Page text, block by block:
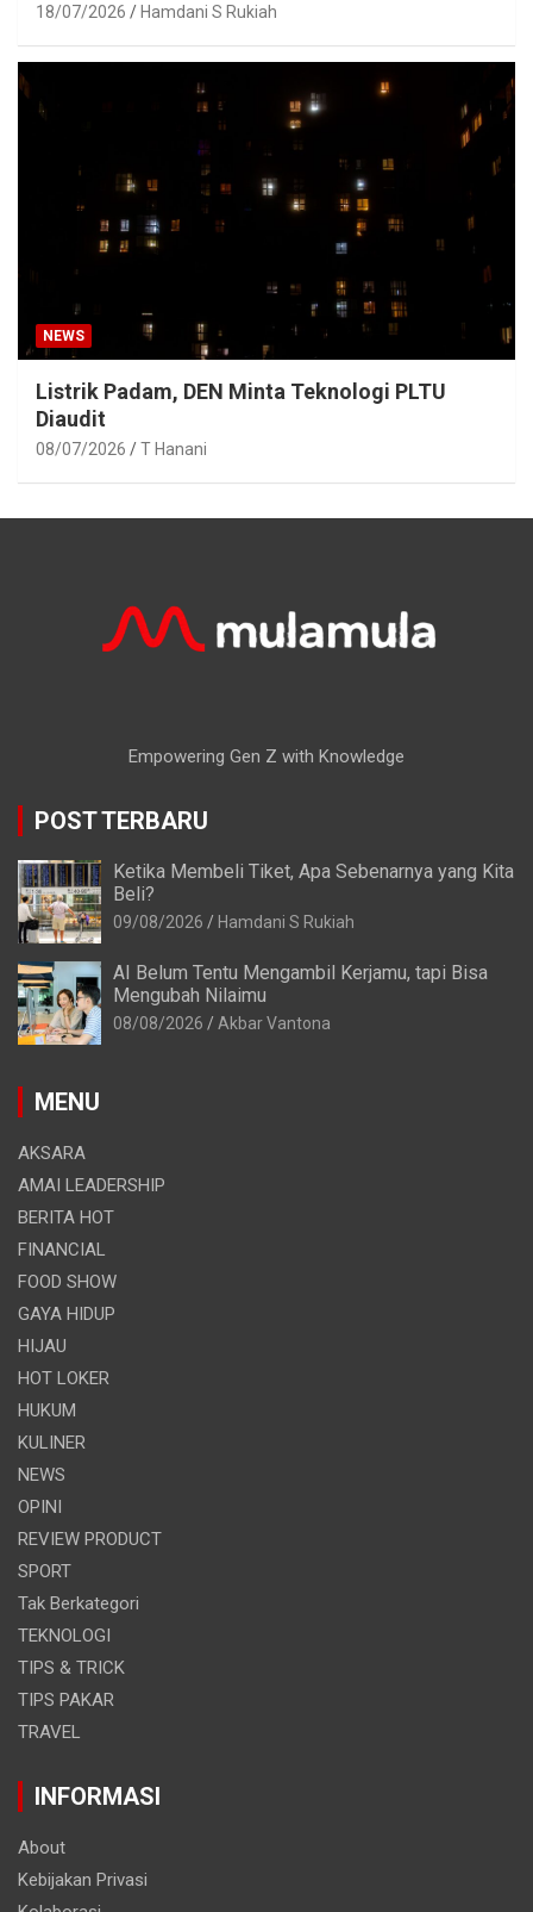
18/07/2026 Hamdani S Rukiah
NEWS
Listrik Padam, DEN Minta Teknologi PLTU
Diaudit
08/07/2026 T Hanani
Empowering Gen Z with Knowledge
POST TERBARU
Ketika Membeli Tiket, Apa Sebenarnya yang Kita
Beli?
09/08/2026 Hamdani S Rukiah
AI Belum Tentu Mengambil Kerjamu, tapi Bisa
Mengubah Nilaimu
08/08/2026 Akbar Vantona
MENU
AKSARA
AMAI LEADERSHIP
BERITA HOT
FINANCIAL
FOOD SHOW
GAYA HIDUP
HIJAU
HOT LOKER
HUKUM
KULINER
NEWS
OPINI
REVIEW PRODUCT
SPORT
Tak Berkategori
TEKNOLOGI
TIPS & TRICK
TIPS PAKAR
TRAVEL
INFORMASI
About
Kebijakan Privasi